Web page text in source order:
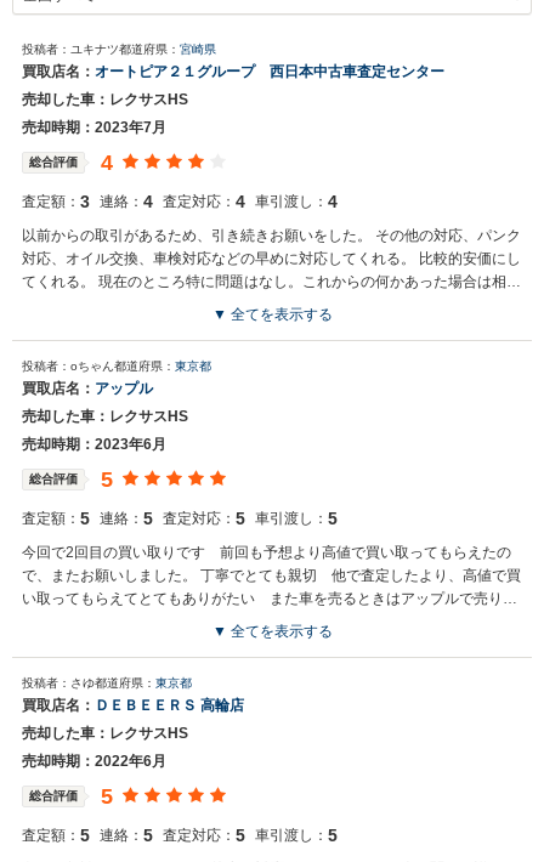
投稿者：ユキナツ都道府県： 宮崎県
買取店名： オートピア２１グループ 西日本中古車査定センター
売却した車：レクサスHS
売却時期：2023年7月
総合評価 4
査定額： 3 連絡： 4 査定対応： 4 車引渡し： 4
以前からの取引があるため、引き続きお願いをした。 その他の対応、パンク
対応、オイル交換、車検対応などの早めに対応してくれる。 比較的安価にし
てくれる。 現在のところ特に問題はなし。これからの何かあった場合は相談
▼ 全てを表示する
投稿者：oちゃん都道府県： 東京都
買取店名： アップル
売却した車：レクサスHS
売却時期：2023年6月
総合評価 5
査定額： 5 連絡： 5 査定対応： 5 車引渡し： 5
今回で2回目の買い取りです 前回も予想より高値で買い取ってもらえたの
で、またお願いしました。 丁寧でとても親切 他で査定したより、高値で買
い取ってもらえてとてもありがたい また車を売るときはアップルで売りた
▼ 全てを表示する
投稿者：さゆ都道府県： 東京都
買取店名： ＤＥＢＥＥＲＳ 高輪店
売却した車：レクサスHS
売却時期：2022年6月
総合評価 5
査定額： 5 連絡： 5 査定対応： 5 車引渡し： 5